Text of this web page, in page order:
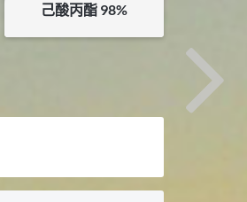
己酸丙酯 98%